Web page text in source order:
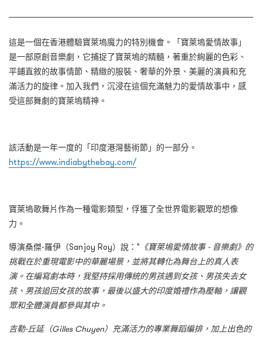
這是一個在香港體驗寶萊塢魔力的特別機會。「寶萊塢愛情故事」
是一部原創音樂劇，它捕捉了寶萊塢的精髓，著重於絢麗的色彩、
平鋪直敘的故事情節、精緻的服裝、奢華的外景、美麗的演員和充
滿活力的旋律。加入我們，沉浸在這個充滿魅力的愛情故事中，感
受這部舞劇的寶萊塢精神。
該活動是一年一度的「印度港灣藝術節」的一部分。
https://www.indiabythebay.com/
寶萊塢歌舞片作為一種電影類型，俘獲了全世界電影觀眾的想像
力。
導演桑傑-羅伊（Sanjoy Roy）說：" 《寶萊塢愛情故事 - 音樂劇》的
挑戰在於重現電影中的華麗場景，並將其轉化為舞台上的真人表
演。在編寫劇本時，我堅持採用傳統的男孩遇到女孩、男孩失去女
孩、男孩追回女孩的故事，最後以盛大的印度婚禮作為壓軸，讓觀
眾和全體演員都參與其中。
吉勒-丘延（Gilles Chuyen）充滿活力的專業舞蹈編排，加上出色的